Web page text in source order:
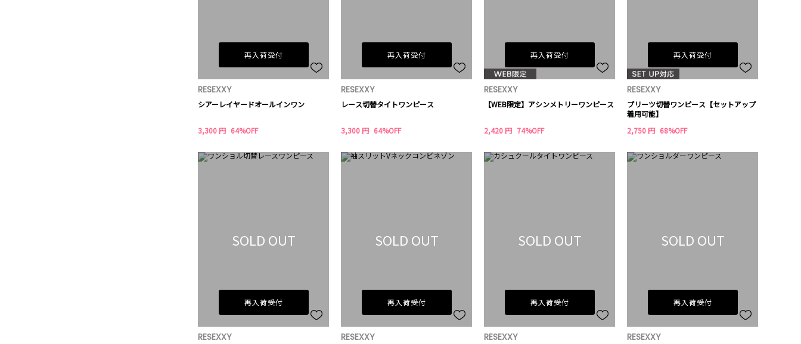
再入荷受付
RESEXXY
シアーレイヤードオールインワン
3,300 円 64%OFF
再入荷受付
RESEXXY
レース切替タイトワンピース
3,300 円 64%OFF
再入荷受付
RESEXXY
【WEB限定】アシンメトリーワンピース
2,420 円 74%OFF
再入荷受付
RESEXXY
プリーツ切替ワンピース【セットアップ
着用可能】
2,750 円 68%OFF
SOLD OUT
再入荷受付
RESEXXY
SOLD OUT
再入荷受付
RESEXXY
SOLD OUT
再入荷受付
RESEXXY
SOLD OUT
再入荷受付
RESEXXY